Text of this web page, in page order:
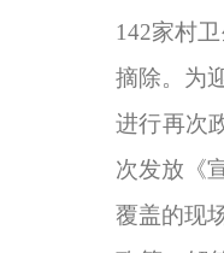
142家村
摘除。为
进行再次
次发放《
覆盖的现